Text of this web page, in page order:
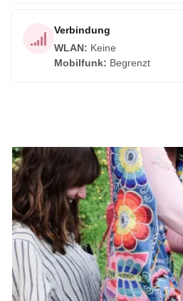
Verbindung
WLAN: Keine
Mobilfunk: Begrenzt